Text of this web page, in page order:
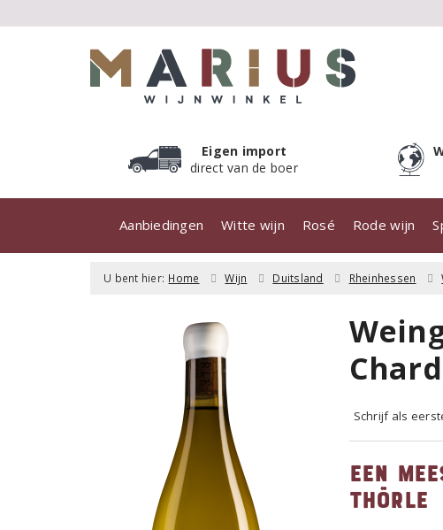
Eigen import
direct van de boer
Aanbiedingen Witte wijn Rosé Rode wijn
U bent hier: Home Wijn Duitsland Rheinhessen
Schrijf als
Een
Thörle